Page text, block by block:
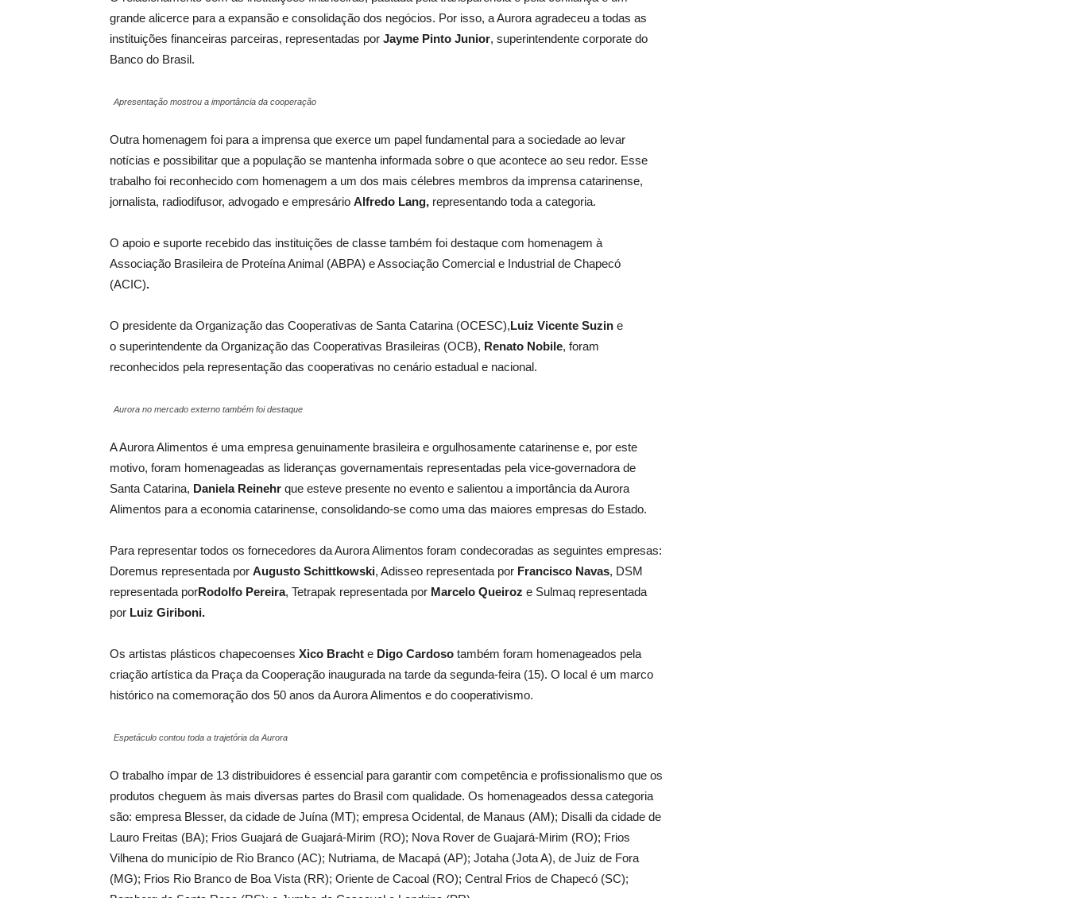
grande alicerce para a expansão e consolidação dos negócios. Por isso, a Aurora agradeceu a todas as
instituições financeiras parceiras, representadas por Jayme Pinto Junior, superintendente corporate do
Banco do Brasil.
Apresentação mostrou a importância da cooperação
Outra homenagem foi para a imprensa que exerce um papel fundamental para a sociedade ao levar
notícias e possibilitar que a população se mantenha informada sobre o que acontece ao seu redor. Esse
trabalho foi reconhecido com homenagem a um dos mais célebres membros da imprensa catarinense,
jornalista, radiodifusor, advogado e empresário Alfredo Lang, representando toda a categoria.
O apoio e suporte recebido das instituições de classe também foi destaque com homenagem à
Associação Brasileira de Proteína Animal (ABPA) e Associação Comercial e Industrial de Chapecó
(ACIC).
O presidente da Organização das Cooperativas de Santa Catarina (OCESC),Luiz Vicente Suzin e
o superintendente da Organização das Cooperativas Brasileiras (OCB), Renato Nobile, foram
reconhecidos pela representação das cooperativas no cenário estadual e nacional.
Aurora no mercado externo também foi destaque
A Aurora Alimentos é uma empresa genuinamente brasileira e orgulhosamente catarinense e, por este
motivo, foram homenageadas as lideranças governamentais representadas pela vice-governadora de
Santa Catarina, Daniela Reinehr que esteve presente no evento e salientou a importância da Aurora
Alimentos para a economia catarinense, consolidando-se como uma das maiores empresas do Estado.
Para representar todos os fornecedores da Aurora Alimentos foram condecoradas as seguintes empresas:
Doremus representada por Augusto Schittkowski, Adisseo representada por Francisco Navas, DSM
representada porRodolfo Pereira, Tetrapak representada por Marcelo Queiroz e Sulmaq representada
por Luiz Giriboni.
Os artistas plásticos chapecoenses Xico Bracht e Digo Cardoso também foram homenageados pela
criação artística da Praça da Cooperação inaugurada na tarde da segunda-feira (15). O local é um marco
histórico na comemoração dos 50 anos da Aurora Alimentos e do cooperativismo.
Espetáculo contou toda a trajetória da Aurora
O trabalho ímpar de 13 distribuidores é essencial para garantir com competência e profissionalismo que os
produtos cheguem às mais diversas partes do Brasil com qualidade. Os homenageados dessa categoria
são: empresa Blesser, da cidade de Juína (MT); empresa Ocidental, de Manaus (AM); Disalli da cidade de
Lauro Freitas (BA); Frios Guajará de Guajará-Mirim (RO); Nova Rover de Guajará-Mirim (RO); Frios
Vilhena do município de Rio Branco (AC); Nutriama, de Macapá (AP); Jotaha (Jota A), de Juiz de Fora
(MG); Frios Rio Branco de Boa Vista (RR); Oriente de Cacoal (RO); Central Frios de Chapecó (SC);